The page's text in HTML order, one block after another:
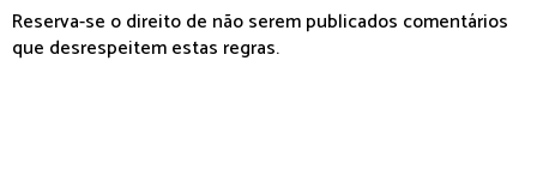
Reserva-se o direito de não serem publicados comentários
que desrespeitem estas regras.